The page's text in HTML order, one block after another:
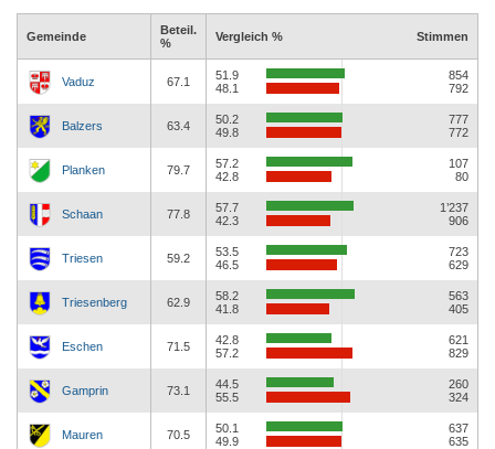
Gemeinde
Beteil.
%
Vergleich % Stimmen
Vaduz 67.1
51.9
48.1
854
792
Balzers 63.4
50.2
49.8
777
772
Planken 79.7
57.2
42.8
107
80
Schaan 77.8
57.7
42.3
1’237
906
Triesen 59.2
53.5
46.5
723
629
Triesenberg 62.9
58.2
41.8
563
405
Eschen 71.5
42.8
57.2
621
829
Gamprin 73.1
44.5
55.5
260
324
Mauren 70.5
50.1
49.9
637
635